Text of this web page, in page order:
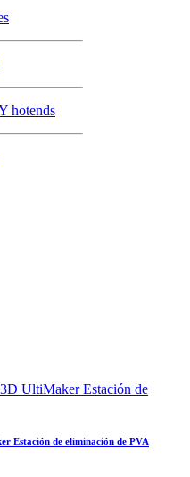
hotends
Estación de eliminación de PVA